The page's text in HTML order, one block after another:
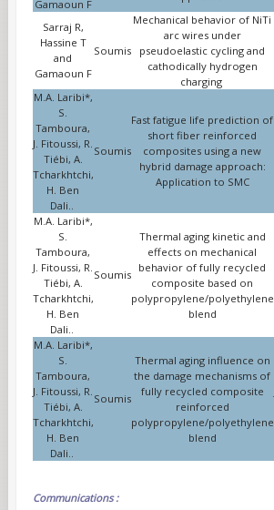
Gamaoun F
Sarraj R,
Hassine T
and
Gamaoun F
Soumis
Mechanical behavior of NiTi
arc wires under
pseudoelastic cycling and
cathodically hydrogen
charging
M.A. Laribi*,
S.
Tamboura,
J. Fitoussi, R.
Tiébi, A.
Tcharkhtchi,
H. Ben
Dali..
Soumis
Fast fatigue life prediction of
short fiber reinforced
composites using a new
hybrid damage approach:
Application to SMC
M.A. Laribi*,
S.
Tamboura,
J. Fitoussi, R.
Tiébi, A.
Tcharkhtchi,
H. Ben
Dali..
Soumis
Thermal aging kinetic and
effects on mechanical
behavior of fully recycled
composite based on
polypropylene/polyethylene
blend
M.A. Laribi*,
S.
Tamboura,
J. Fitoussi, R.
Tiébi, A.
Tcharkhtchi,
H. Ben
Dali..
Soumis
Thermal aging influence on
the damage mechanisms of
fully recycled composite
reinforced
polypropylene/polyethylene
blend
Communications :